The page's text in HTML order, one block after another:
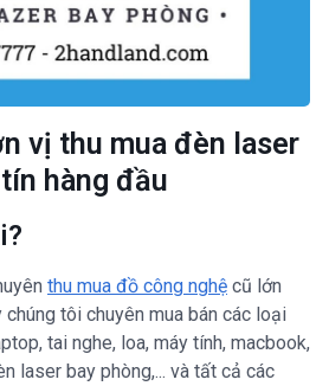
vị thu mua đèn laser
hàng đầu
thu mua đồ công nghệ cũ lớn
tôi chuyên mua bán các loại
tai nghe, loa, máy tính, macbook,
laser bay phòng,... và tất cả các